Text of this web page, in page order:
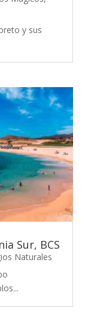
y sus
Sur, BCS
Naturales